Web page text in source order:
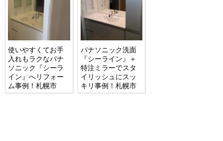
使いやすくてお手
入れもラクなパナ
ソニック『シーラ
イン』へリフォー
ム事例！札幌市
パナソニック洗面
『シーライン』＋
特注ミラーでスタ
イリッシュにスッ
キリ事例！札幌市